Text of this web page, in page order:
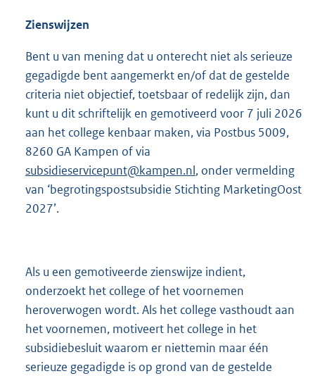
Zienswijzen
Bent u van mening dat u onterecht niet als serieuze
gegadigde bent aangemerkt en/of dat de gestelde
criteria niet objectief, toetsbaar of redelijk zijn, dan
kunt u dit schriftelijk en gemotiveerd voor 7 juli 2026
aan het college kenbaar maken, via Postbus 5009,
8260 GA Kampen of via
subsidieservicepunt@kampen.nl, onder vermelding
van ‘begrotingspostsubsidie Stichting MarketingOost
2027’.
Als u een gemotiveerde zienswijze indient,
onderzoekt het college of het voornemen
heroverwogen wordt. Als het college vasthoudt aan
het voornemen, motiveert het college in het
subsidiebesluit waarom er niettemin maar één
serieuze gegadigde is op grond van de gestelde